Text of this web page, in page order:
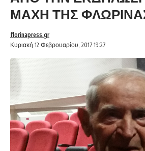
ΜΑΧΗ ΤΗΣ
Κυριακή 12 Φεβρουαρίου, 2017 19:27
florinapress.gr